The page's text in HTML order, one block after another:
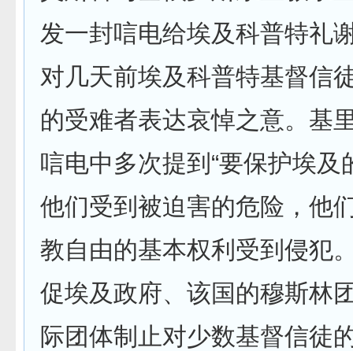
发一封唁电给埃及科普特礼
对几天前埃及科普特基督信
的受难者表达哀悼之意。基
唁电中多次提到“要保护埃及
他们受到被迫害的危险，他
教自由的基本权利受到侵犯
促埃及政府、该国的穆斯林
际团体制止对少数基督信徒